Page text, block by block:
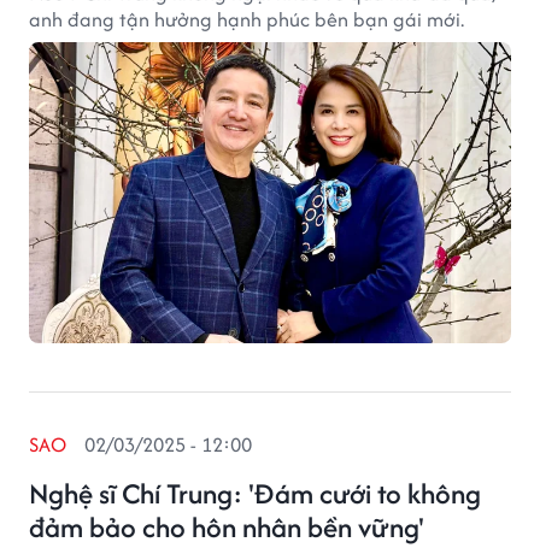
anh đang tận hưởng hạnh phúc bên bạn gái mới.
Nghệ sĩ Chí Trung: 'Đám cưới to không
đảm bảo cho hôn nhân bền vững'
SAO 02/03/2025 - 12:00